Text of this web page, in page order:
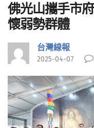
佛光山攜手市
懷弱勢群體
台灣線報
2025-04-07